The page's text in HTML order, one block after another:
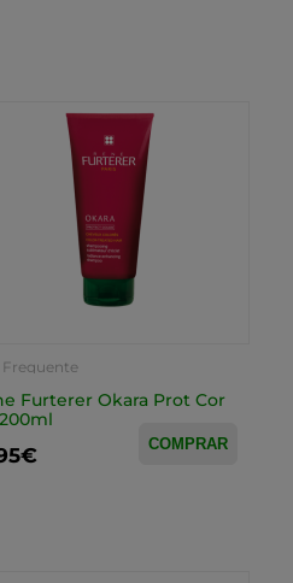
Frequente
Furterer Okara Prot Cor
COMPRAR